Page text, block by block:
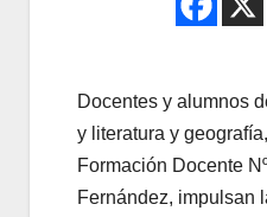
Docentes y alumnos
y literatura y
Formación Docente
Fernández, impulsan